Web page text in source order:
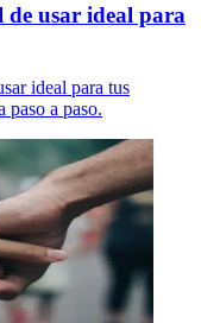
de usar ideal para
ideal para tus
paso a paso.